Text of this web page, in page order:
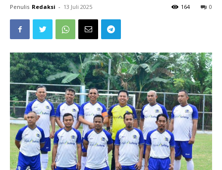
Penulis Redaksi - 13 Juli 2025 0
164